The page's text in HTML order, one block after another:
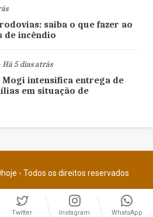
Twitter Instagram WhatsApp
saiba o que fazer ao
de incêndio
Há 5 dias atrás
Mogi intensifica entrega de
em situação de
- Todos os direitos reservados